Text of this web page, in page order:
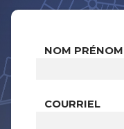
NOM PRÉNOM
COURRIEL